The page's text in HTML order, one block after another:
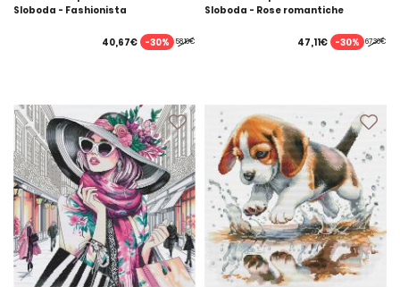
Sloboda - Fashionista
58,10€
40,67€ -30%
Sloboda - Rose romantiche
67,30€
47,11€ -30%